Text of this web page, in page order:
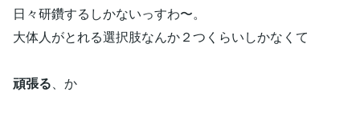
日々研鑽するしかないっすわ〜。
大体人がとれる選択肢なんか２つくらいしかなくて
頑張る、か